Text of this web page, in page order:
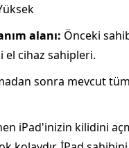
alanı: Önceki
el cihaz sahipleri.
sonra mevcut
iPad'inizin kilidini